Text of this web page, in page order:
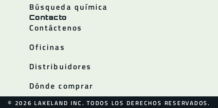
Búsqueda química
Contacto
Contáctenos
Oficinas
Distribuidores
Dónde comprar
© 2026 LAKELAND INC. TODOS LOS DERECHOS RESERVADOS.